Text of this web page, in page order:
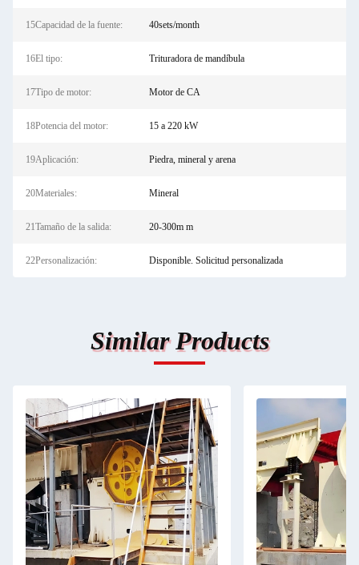
15Capacidad de la fuente: 40sets/month
16El tipo: Trituradora de mandíbula
17Tipo de motor: Motor de CA
18Potencia del motor: 15 a 220 kW
19Aplicación: Piedra, mineral y arena
20Materiales: Mineral
21Tamaño de la salida: 20-300m m
22Personalización: Disponible. Solicitud personalizada
Similar Products